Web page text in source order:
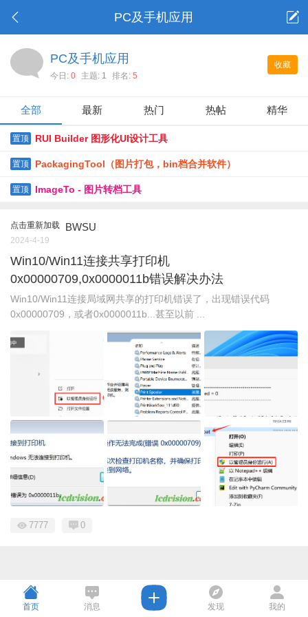
PC及手机应用
收藏
PC及手机应用
今日: 0 主题: 1 排名: 5
全部 最新 热门 热帖 精华
置顶 RUI Builder 图形化UI设计工具
置顶 PackagingTool（图片打包，bin档合并软件）
置顶 ImageTo - 图片转档工具
点击重新加载 BWSU
2024-4-19
Win10/Win11连接共享打印机
0x00000709,0x0000011b错误解决办法
Win10/Win11连接局域网共享的打印机错误了，出现错误代码
0x00000709，或者0x0000011b...甚至以前 ...
7777 0
首页 消息 发现 我的